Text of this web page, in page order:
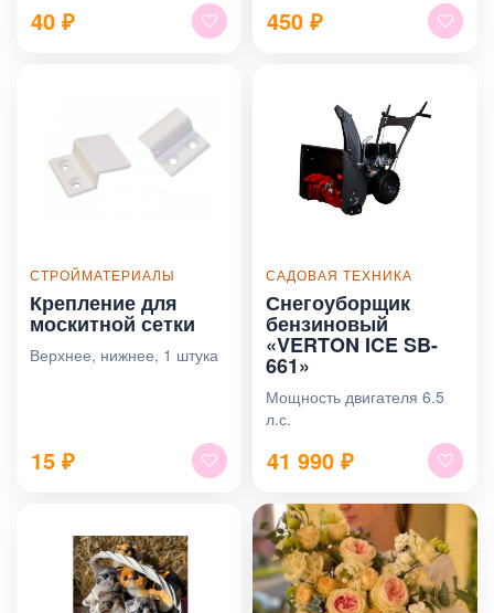
40 ₽ 450 ₽
СТРОЙМАТЕРИАЛЫ
Крепление для
москитной сетки
Верхнее, нижнее, 1 штука
15 ₽
САДОВАЯ ТЕХНИКА
Снегоуборщик
бензиновый
«VERTON ICE SB-
661»
Мощность двигателя 6.5
л.с.
41 990 ₽